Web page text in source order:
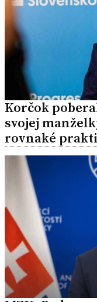
Korčok
svojej
rovnaké